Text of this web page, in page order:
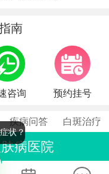
南
咨询 预约挂号
疾病问答 白斑治疗
病医院
状？